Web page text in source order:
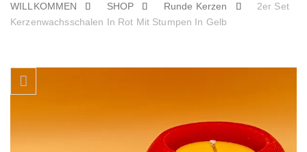
WILLKOMMEN SHOP Runde Kerzen
2er Set
Kerzenwachsschalen In Rot Mit Stumpen In Gelb
Skip to content